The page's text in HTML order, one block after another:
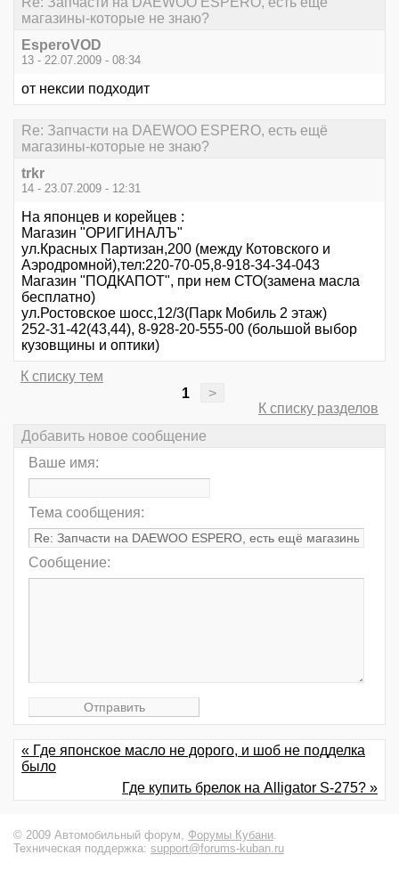
магазины-которые не знаю?
EsperoVOD
13 - 22.07.2009 - 08:34
от нексии подходит
Re: Запчасти на DAEWOO ESPERO, есть ещё
магазины-которые не знаю?
trkr
14 - 23.07.2009 - 12:31
На японцев и корейцев :
Магазин "ОРИГИНАЛЪ"
ул.Красных Партизан,200 (между Котовского и
Аэродромной),тел:220-70-05,8-918-34-34-043
Магазин "ПОДКАПОТ", при нем СТО(замена масла
бесплатно)
ул.Ростовское шосс,12/3(Парк Мобиль 2 этаж)
252-31-42(43,44), 8-928-20-555-00 (большой выбор
кузовщины и оптики)
К списку тем
1
>
К списку разделов
Добавить новое сообщение
Ваше имя:
Тема сообщения:
Сообщение:
« Где японское масло не дорого, и шоб не подделка
было
Где купить брелок на Alligator S-275? »
© 2009 Автомобильный форум, Форумы Кубани
Техническая поддержка: support@forums-kuban.ru